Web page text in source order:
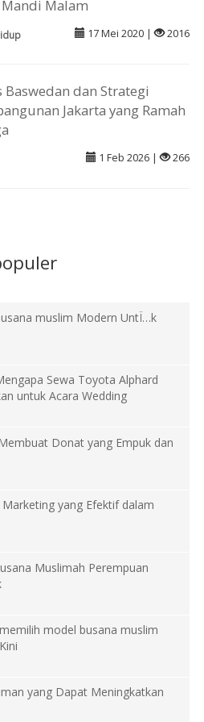
Mandi Malam
17 Mei 2020 | 2016
Baswedan dan Strategi
Jakarta yang Ramah
1 Feb 2026 | 266
muslim Modern UntÏ…k
Sewa Toyota Alphard
untuk Acara Wedding
Donat yang Empuk dan
yang Efektif dalam
Muslimah Perempuan
model busana muslim
yang Dapat Meningkatkan